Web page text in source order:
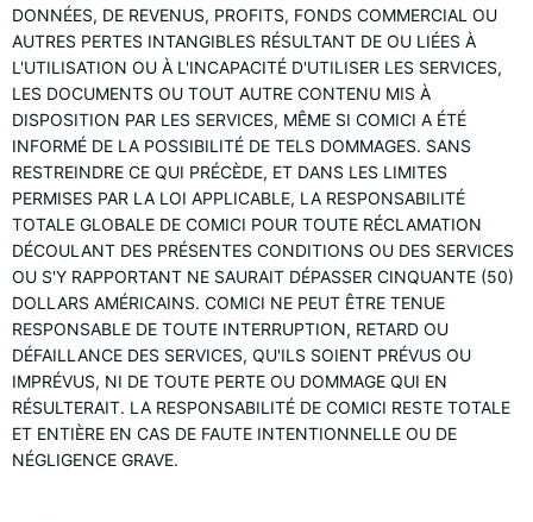
DONNÉES, DE REVENUS, PROFITS, FONDS COMMERCIAL OU
AUTRES PERTES INTANGIBLES RÉSULTANT DE OU LIÉES À
L'UTILISATION OU À L'INCAPACITÉ D'UTILISER LES SERVICES,
LES DOCUMENTS OU TOUT AUTRE CONTENU MIS À
DISPOSITION PAR LES SERVICES, MÊME SI COMICI A ÉTÉ
INFORMÉ DE LA POSSIBILITÉ DE TELS DOMMAGES. SANS
RESTREINDRE CE QUI PRÉCÈDE, ET DANS LES LIMITES
PERMISES PAR LA LOI APPLICABLE, LA RESPONSABILITÉ
TOTALE GLOBALE DE COMICI POUR TOUTE RÉCLAMATION
DÉCOULANT DES PRÉSENTES CONDITIONS OU DES SERVICES
OU S'Y RAPPORTANT NE SAURAIT DÉPASSER CINQUANTE (50)
DOLLARS AMÉRICAINS. COMICI NE PEUT ÊTRE TENUE
RESPONSABLE DE TOUTE INTERRUPTION, RETARD OU
DÉFAILLANCE DES SERVICES, QU'ILS SOIENT PRÉVUS OU
IMPRÉVUS, NI DE TOUTE PERTE OU DOMMAGE QUI EN
RÉSULTERAIT. LA RESPONSABILITÉ DE COMICI RESTE TOTALE
ET ENTIÈRE EN CAS DE FAUTE INTENTIONNELLE OU DE
NÉGLIGENCE GRAVE.